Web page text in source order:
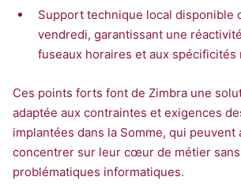
Support technique local disponible
vendredi, garantissant une
fuseaux horaires et aux spécificités
Ces points forts font de Zimbra une
adaptée aux contraintes et exigences
implantées dans la Somme, qui peuvent
concentrer sur leur cœur de métier
problématiques informatiques.